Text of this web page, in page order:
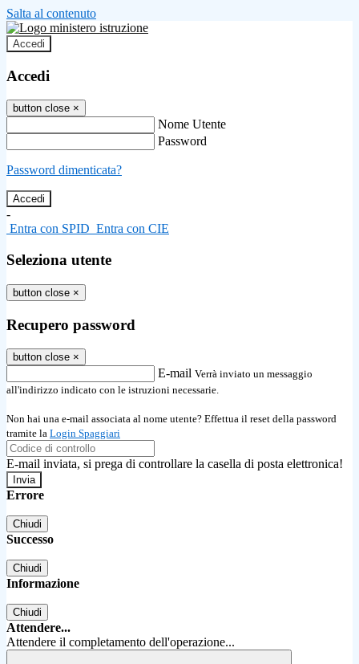
Salta al contenuto
Accedi
Accedi
button close ×
Nome Utente
Password
Password dimenticata?
-
Entra con SPID Entra con CIE
Seleziona utente
button close ×
Recupero password
button close ×
E-mail Verrà inviato un messaggio
all'indirizzo indicato con le istruzioni necessarie.
Non hai una e-mail associata al nome utente? Effettua il reset della password
tramite la Login Spaggiari
E-mail inviata, si prega di controllare la casella di posta elettronica!
Errore
Chiudi
Successo
Chiudi
Informazione
Chiudi
Attendere...
Attendere il completamento dell'operazione...